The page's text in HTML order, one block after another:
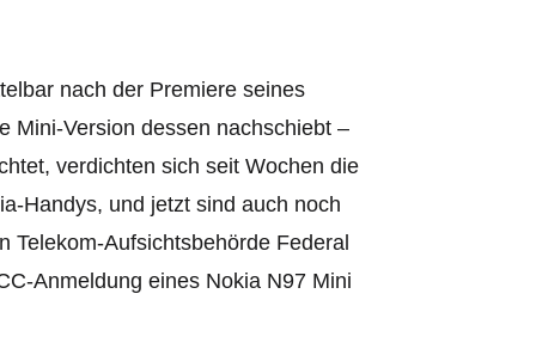
nach der Premiere seines
Mini-Version dessen nachschiebt –
verdichten sich seit Wochen die
Handys, und jetzt sind auch noch
Telekom-Aufsichtsbehörde Federal
Anmeldung eines Nokia N97 Mini